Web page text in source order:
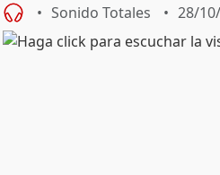
Sonido Totales 28/